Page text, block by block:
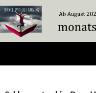
Zum
Inhalt
springen